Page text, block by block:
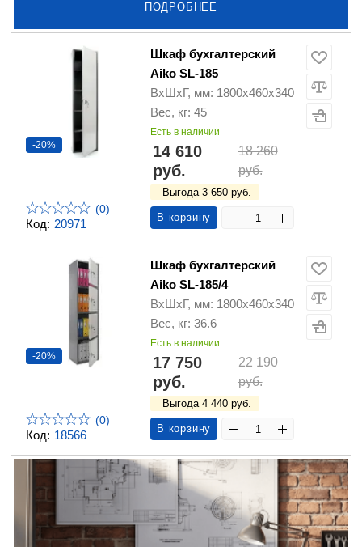
ПОДРОБНЕЕ
Код: 20971
-20%
(0)
Шкаф бухгалтерский
Aiko SL-185
ВхШхГ, мм: 1800х460х340
Вес, кг: 45
Есть в наличии
14 610
руб.
18 260
руб.
Выгода 3 650 руб.
В корзину
Код: 18566
-20%
(0)
Шкаф бухгалтерский
Aiko SL-185/4
ВхШхГ, мм: 1800х460х340
Вес, кг: 36.6
Есть в наличии
17 750
руб.
22 190
руб.
Выгода 4 440 руб.
В корзину